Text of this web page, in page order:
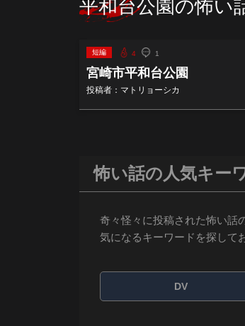
平和台公園の怖い
短編 4 1
宮崎市平和台公園
投稿者：マトリョーシカ
怖い話の人気キー
奇々怪々に投稿された怖い話
気になるキーワードを探して
DV